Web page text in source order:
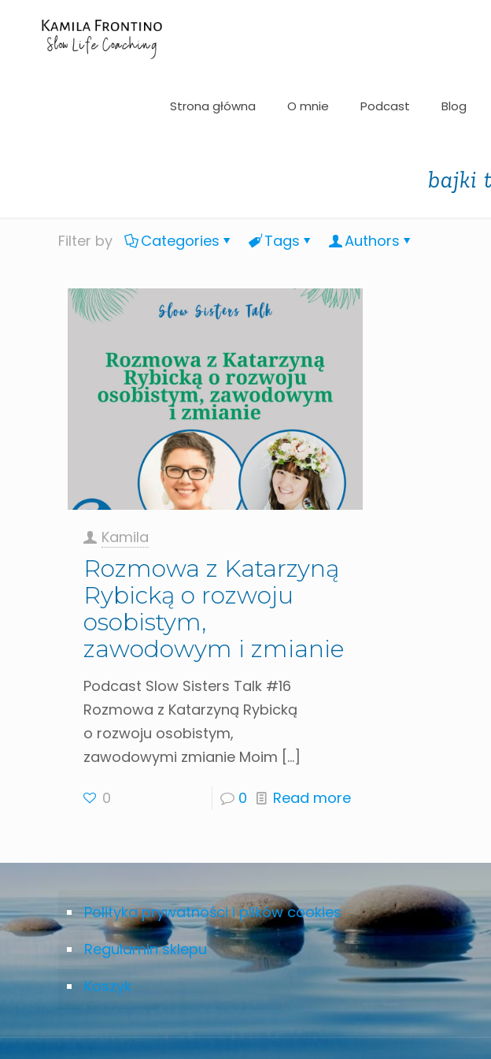
Strona główna O mnie Podcast Blog
bajki
Filter by Categories Tags Authors
Kamila
Rozmowa z Katarzyną
Rybicką o rozwoju
osobistym,
zawodowym i zmianie
Podcast Slow Sisters Talk #16
Rozmowa z Katarzyną Rybicką
o rozwoju osobistym,
zawodowymi zmianie Moim […]
0 0 Read more
Polityka prywatności i plików cookies
Regulamin sklepu
Koszyk